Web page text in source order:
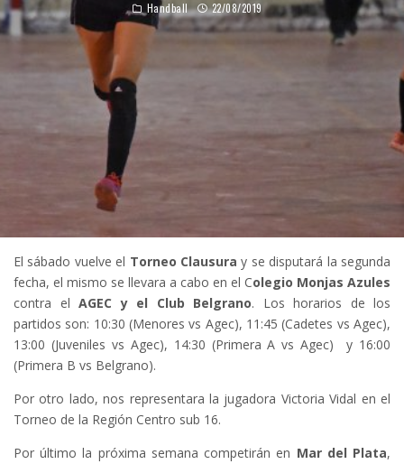
Handball 22/08/2019
El sábado vuelve el Torneo Clausura y se disputará la segunda
fecha, el mismo se llevara a cabo en el Colegio Monjas Azules
contra el AGEC y el Club Belgrano. Los horarios de los
partidos son: 10:30 (Menores vs Agec), 11:45 (Cadetes vs Agec),
13:00 (Juveniles vs Agec), 14:30 (Primera A vs Agec) y 16:00
(Primera B vs Belgrano).
Por otro lado, nos representara la jugadora Victoria Vidal en el
Torneo de la Región Centro sub 16.
Por último la próxima semana competirán en Mar del Plata,